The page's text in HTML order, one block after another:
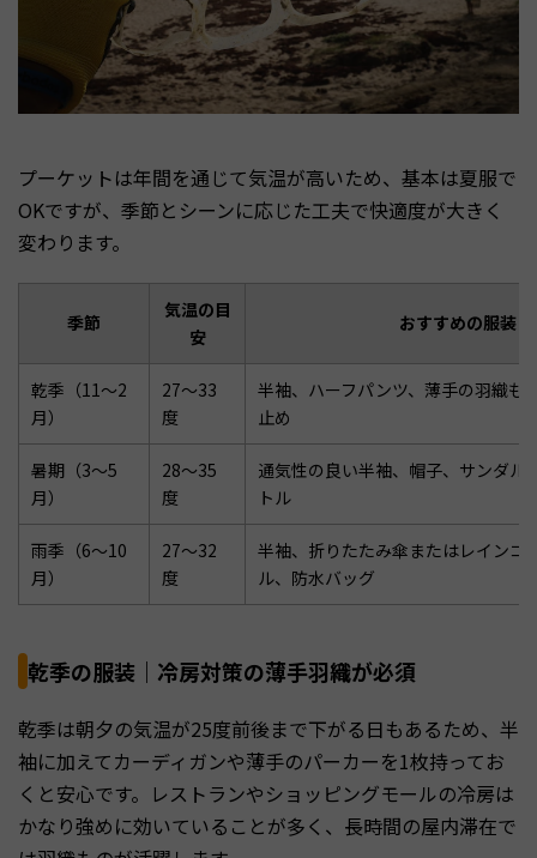
プーケットは年間を通じて気温が高いため、基本は夏服で
OKですが、季節とシーンに応じた工夫で快適度が大きく
変わります。
季節
気温の目
安
おすすめの服装
乾季（11〜2
月）
27〜33
度
半袖、ハーフパンツ、薄手の羽織も
止め
暑期（3〜5
月）
28〜35
度
通気性の良い半袖、帽子、サンダル
トル
雨季（6〜10
月）
27〜32
度
半袖、折りたたみ傘またはレインコ
ル、防水バッグ
乾季の服装｜冷房対策の薄手羽織が必須
乾季は朝夕の気温が25度前後まで下がる日もあるため、半
袖に加えてカーディガンや薄手のパーカーを1枚持ってお
くと安心です。レストランやショッピングモールの冷房は
かなり強めに効いていることが多く、長時間の屋内滞在で